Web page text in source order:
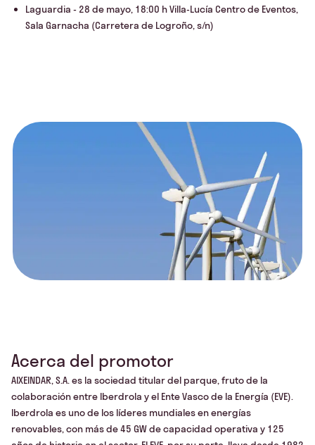
Laguardia - 28 de mayo, 18:00 h Villa-Lucía Centro de Eventos,
Sala Garnacha (Carretera de Logroño, s/n)
Acerca del promotor
AIXEINDAR, S.A. es la sociedad titular del parque, fruto de la
colaboración entre Iberdrola y el Ente Vasco de la Energía (EVE).
Iberdrola es uno de los líderes mundiales en energías
renovables, con más de 45 GW de capacidad operativa y 125